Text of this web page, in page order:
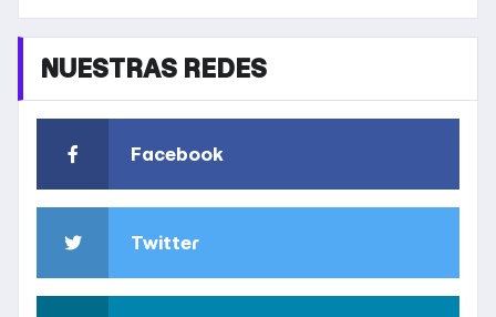
NUESTRAS REDES
Facebook
Twitter